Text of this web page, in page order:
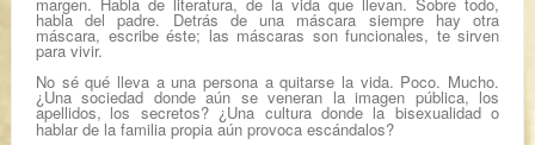
habladel padre. Detrás de una máscara siempre hay otra
máscara, escribe éste; las máscaras son funcionales, te sirven
para vivir.
No sé qué lleva a una persona a quitarse la vida. Poco. Mucho.
¿Una sociedad donde aún se veneran la imagen pública, los
apellidos, los secretos? ¿Una cultura donde la bisexualidad o
hablar de la familia propia aún provoca escándalos?